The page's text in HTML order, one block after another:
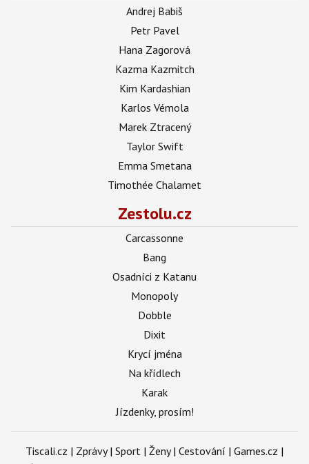
Andrej Babiš
Petr Pavel
Hana Zagorová
Kazma Kazmitch
Kim Kardashian
Karlos Vémola
Marek Ztracený
Taylor Swift
Emma Smetana
Timothée Chalamet
Zestolu.cz
Carcassonne
Bang
Osadníci z Katanu
Monopoly
Dobble
Dixit
Krycí jména
Na křídlech
Karak
Jízdenky, prosím!
Tiscali.cz | Zprávy| Sport | Ženy| Cestování | Games.cz |